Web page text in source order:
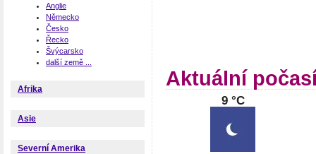
Anglie
Německo
Česko
Řecko
Švýcarsko
další země ...
Afrika
Asie
Severní Amerika
Aktuální
9 °C